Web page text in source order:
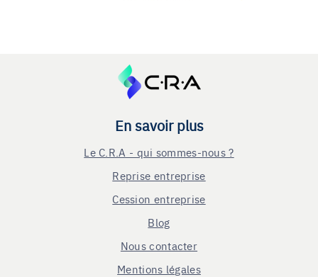
En savoir plus
Le C.R.A - qui sommes-nous ?
Reprise entreprise
Cession entreprise
Blog
Nous contacter
Mentions légales